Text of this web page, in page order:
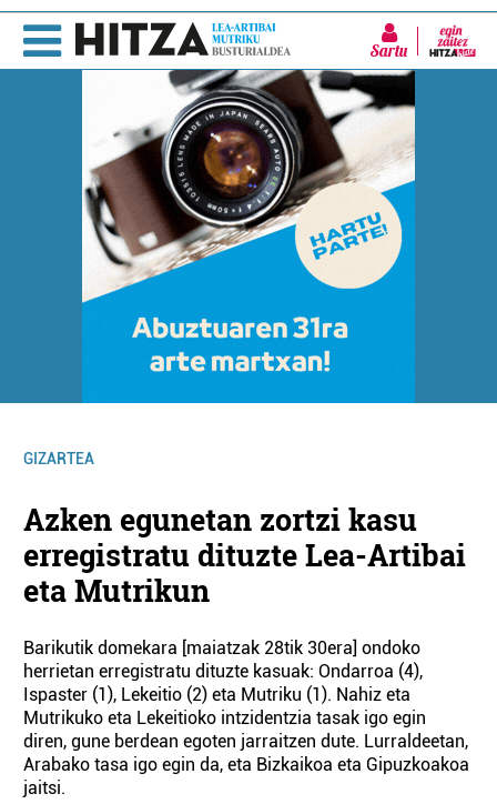
Sartu
GIZARTEA
Azken egunetan zortzi kasu
erregistratu dituzte Lea-Artibai
eta Mutrikun
Barikutik domekara [maiatzak 28tik 30era] ondoko
herrietan erregistratu dituzte kasuak: Ondarroa (4),
Ispaster (1), Lekeitio (2) eta Mutriku (1). Nahiz eta
Mutrikuko eta Lekeitioko intzidentzia tasak igo egin
diren, gune berdean egoten jarraitzen dute. Lurraldeetan,
Arabako tasa igo egin da, eta Bizkaikoa eta Gipuzkoakoa
jaitsi.